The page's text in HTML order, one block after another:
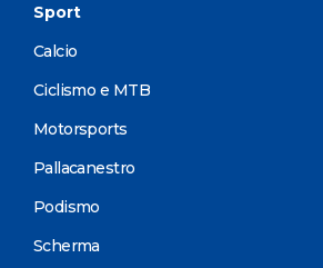
Sport
Calcio
Ciclismo e MTB
Motorsports
Pallacanestro
Podismo
Scherma